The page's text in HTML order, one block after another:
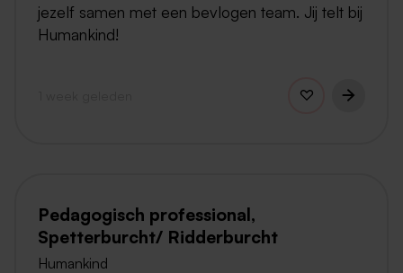
jezelf samen met een bevlogen team. Jij telt bij
Humankind!
Pedagogisch professional,
Spetterburcht/ Ridderburcht
Humankind